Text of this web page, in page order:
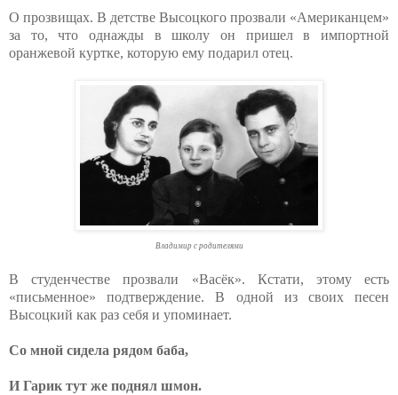
О прозвищах. В детстве Высоцкого прозвали «Американцем»
за то, что однажды в школу он пришел в импортной
оранжевой куртке, которую ему подарил отец.
Владимир с родителями
В студенчестве прозвали «Васёк». Кстати, этому есть
«письменное» подтверждение. В одной из своих песен
Высоцкий как раз себя и упоминает.
Со мной сидела рядом баба,
И Гарик тут же поднял шмон.